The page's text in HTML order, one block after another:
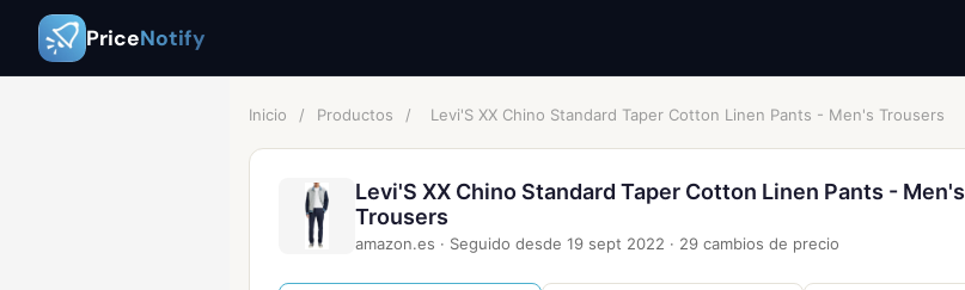
PriceNotify
Inicio / Productos / Levi'S XX Chino Standard Taper Cotton Linen Pants - Men's Trousers
Levi'S XX Chino Standard Taper Cotton Linen Pants - Men's
Trousers
amazon.es · Seguido desde 19 sept 2022 · 29 cambios de precio